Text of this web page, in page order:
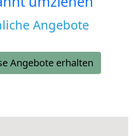
Angebote
Angebote erhalten